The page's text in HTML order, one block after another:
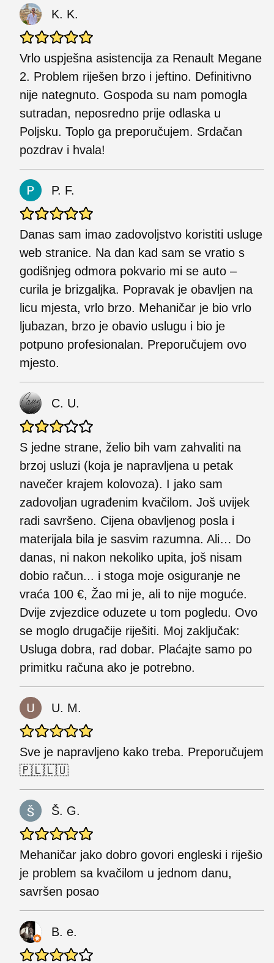
K. K.
Vrlo uspješna asistencija za Renault Megane
2. Problem riješen brzo i jeftino. Definitivno
nije nategnuto. Gospoda su nam pomogla
sutradan, neposredno prije odlaska u
Poljsku. Toplo ga preporučujem. Srdačan
pozdrav i hvala!
P. F.
Danas sam imao zadovoljstvo koristiti usluge
web stranice. Na dan kad sam se vratio s
godišnjeg odmora pokvario mi se auto –
curila je brizgaljka. Popravak je obavljen na
licu mjesta, vrlo brzo. Mehaničar je bio vrlo
ljubazan, brzo je obavio uslugu i bio je
potpuno profesionalan. Preporučujem ovo
mjesto.
C. U.
S jedne strane, želio bih vam zahvaliti na
brzoj usluzi (koja je napravljena u petak
navečer krajem kolovoza). I jako sam
zadovoljan ugrađenim kvačilom. Još uvijek
radi savršeno. Cijena obavljenog posla i
materijala bila je sasvim razumna. Ali… Do
danas, ni nakon nekoliko upita, još nisam
dobio račun... i stoga moje osiguranje ne
vraća 100 €, Žao mi je, ali to nije moguće.
Dvije zvjezdice oduzete u tom pogledu. Ovo
se moglo drugačije riješiti. Moj zaključak:
Usluga dobra, rad dobar. Plaćajte samo po
primitku računa ako je potrebno.
U. M.
Sve je napravljeno kako treba. Preporučujem
🇵🇱🇱🇺
Š. G.
Mehaničar jako dobro govori engleski i riješio
je problem sa kvačilom u jednom danu,
savršen posao
B. e.